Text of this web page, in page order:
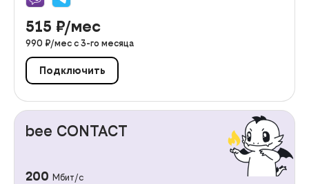
515 ₽/мес
990 ₽/мес с 3-го месяца
Подключить
bee CONTACT
200 Мбит/с